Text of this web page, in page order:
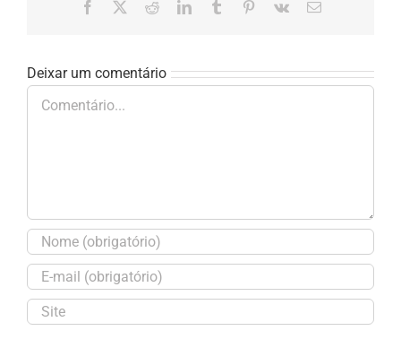
Facebook RedditLinkedInTumblr Pinterest
Vk
E-
Deixar um comentário
Comentário